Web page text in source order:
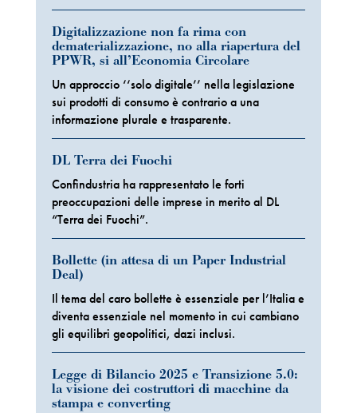
Digitalizzazione non fa rima con
dematerializzazione, no alla riapertura del
PPWR, si all’Economia Circolare
Un approccio ‘‘solo digitale’’ nella legislazione
sui prodotti di consumo è contrario a una
informazione plurale e trasparente.
DL Terra dei Fuochi
Confindustria ha rappresentato le forti
preoccupazioni delle imprese in merito al DL
“Terra dei Fuochi”.
Bollette (in attesa di un Paper Industrial
Deal)
Il tema del caro bollette è essenziale per l’Italia e
diventa essenziale nel momento in cui cambiano
gli equilibri geopolitici, dazi inclusi.
Legge di Bilancio 2025 e Transizione 5.0:
la visione dei costruttori di macchine da
stampa e converting